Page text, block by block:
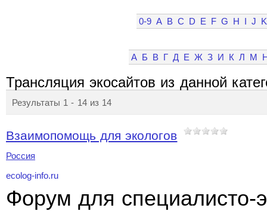
0-9 A B C D E F G H I J K
А Б В Г Д Е Ж З И К Л М
Трансляция экосайтов из данной
Результаты 1 - 14 из 14
Взаимопомощь для экологов
Россия
ecolog-info.ru
Форум для специалисто-